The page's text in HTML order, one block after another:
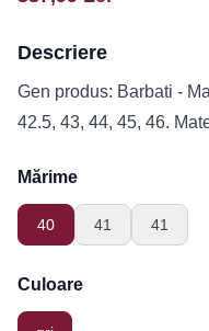
Descriere
Gen produs: Barbati -
42.5, 43, 44, 45, 46.
Mărime
40 41 41
Culoare